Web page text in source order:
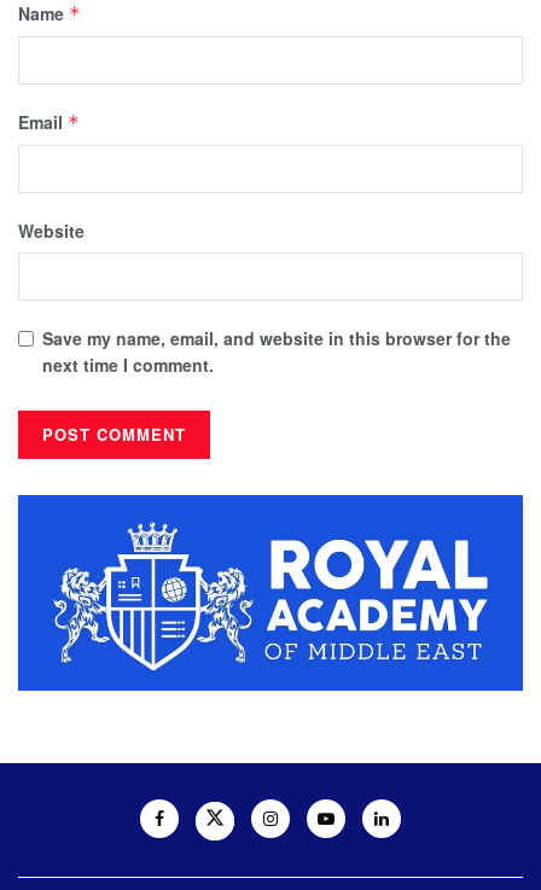
Name *
Email *
Website
Save my name, email, and website in this browser for the
next time I comment.